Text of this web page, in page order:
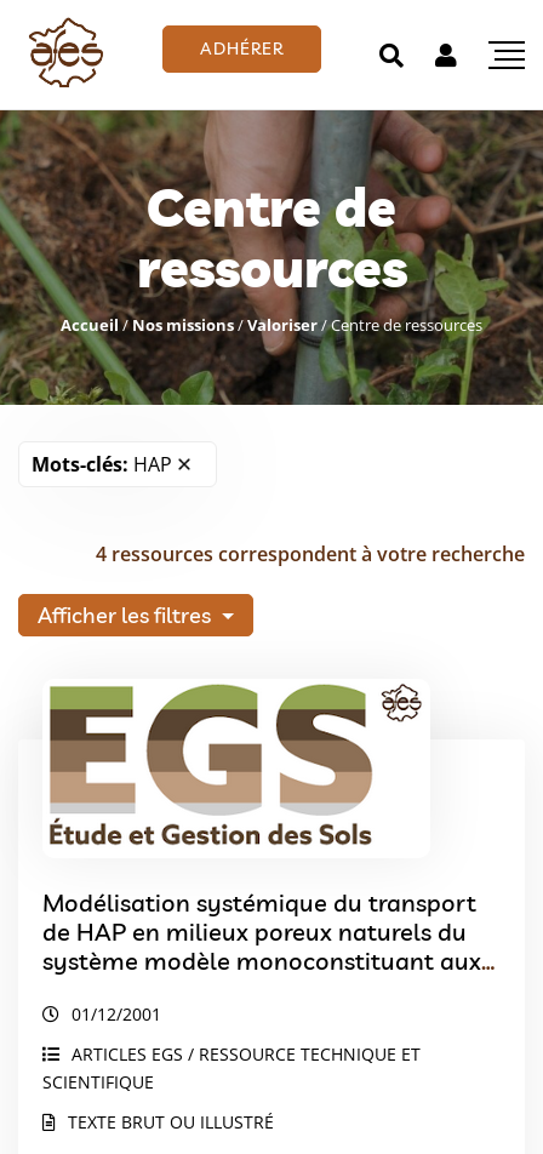
ADHÉRER
Centre de
ressources
Accueil/Nos missions/Valoriser/Centre de ressources
Mots-clés: HAP
4 ressources correspondent à votre recherche
Afficher les filtres
Modélisation systémique du transport
de HAP en milieux poreux naturels du
système modèle monoconstituant aux
01/12/2001
ARTICLES EGS / RESSOURCE TECHNIQUE ET
SCIENTIFIQUE
TEXTE BRUT OU ILLUSTRÉ